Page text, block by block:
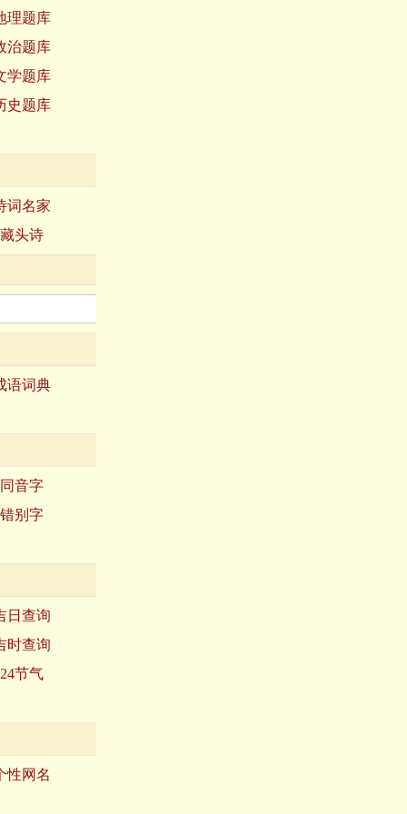
理题库
治题库
学题库
史题库
词名家
藏头诗
语词典
同音字
错别字
日查询
时查询
24节气
性网名